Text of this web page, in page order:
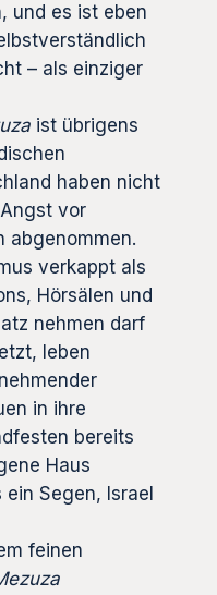
und es ist eben
– als einziger
ist übrigens
haben nicht
vor
abgenommen.
verkappt als
Hörsälen und
nehmen darf
leben
in ihre
bereits
Haus
Segen, Israel
feinen